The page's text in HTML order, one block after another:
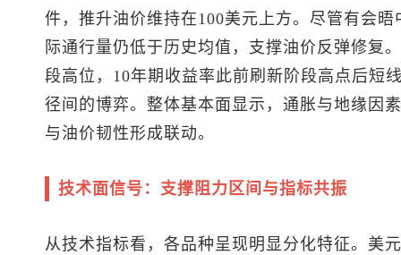
件，推升油价维持在100美元上方。尽管有会
际通行量仍低于历史均值，支撑油价反弹修复
段高位，10年期收益率此前刷新阶段高点后短
径间的博弈。整体基本面显示，通胀与地缘因
与油价韧性形成联动。
技术面信号：支撑阻力区间与指标共振
从技术指标看，各品种呈现明显分化特征。 美